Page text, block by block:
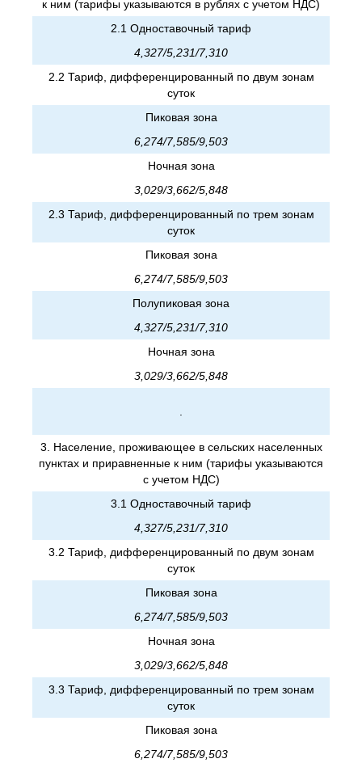
к ним (тарифы указываются в рублях с учетом НДС)
2.1 Одноставочный тариф
4,327/5,231/7,310
2.2 Тариф, дифференцированный по двум зонам
суток
Пиковая зона
6,274/7,585/9,503
Ночная зона
3,029/3,662/5,848
2.3 Тариф, дифференцированный по трем зонам
суток
Пиковая зона
6,274/7,585/9,503
Полупиковая зона
4,327/5,231/7,310
Ночная зона
3,029/3,662/5,848
3. Население, проживающее в сельских населенных
пунктах и приравненные к ним (тарифы указываются
с учетом НДС)
3.1 Одноставочный тариф
4,327/5,231/7,310
3.2 Тариф, дифференцированный по двум зонам
суток
Пиковая зона
6,274/7,585/9,503
Ночная зона
3,029/3,662/5,848
3.3 Тариф, дифференцированный по трем зонам
суток
Пиковая зона
6,274/7,585/9,503